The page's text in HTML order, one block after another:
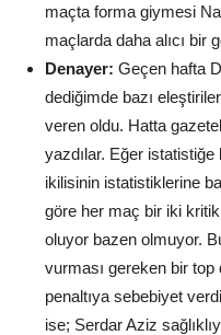
maçta forma giymesi
maçlarda daha alıcı
Denayer: Geçen hafta
dediğimde bazı
veren oldu. Hatta
yazdılar. Eğer
ikilisinin istatistiklerine
göre her maç bir iki
oluyor bazen olmuyor.
vurması gereken bir top
penaltıya sebebiyet
ise; Serdar Aziz